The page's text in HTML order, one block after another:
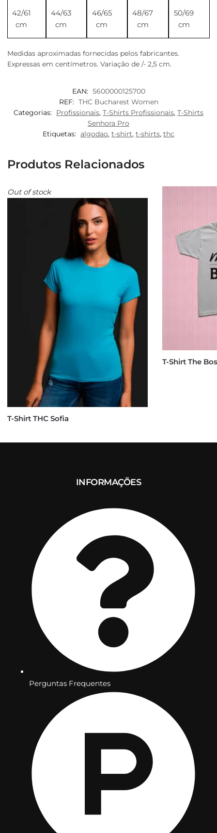
42/61
cm
44/63
cm
46/65
cm
48/67
cm
50/69
cm
Medidas aproximadas fornecidas pelos fabricantes.
Expressas em centímetros. Variação de /- 2,5 cm.
EAN: 5600000125700
REF: THC Bucharest Women
Categorias: Profissionais, T-Shirts Profissionais, T-Shirts
Senhora Pro
Etiquetas: algodao, t-shirt, t-shirts, thc
Produtos Relacionados
Out of stock
T-Shirt THC Sofia
T-Shirt The
INFORMAÇÕES
Perguntas Frequentes